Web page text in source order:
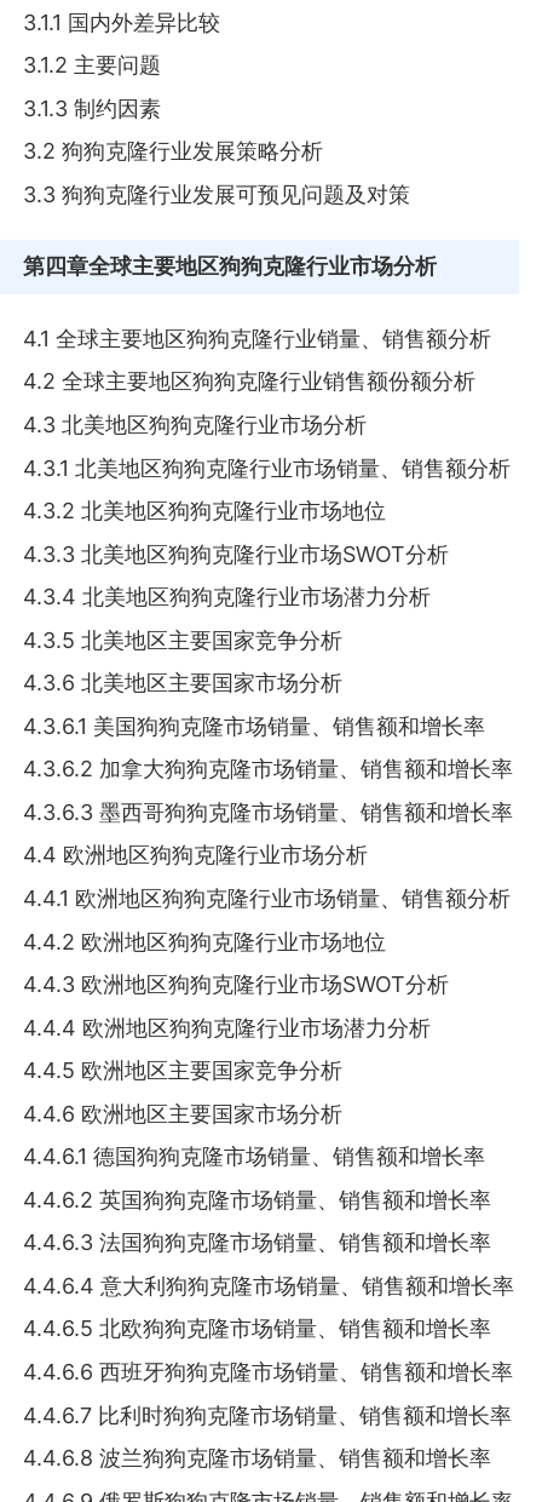
3.1.1 国内外差异比较
3.1.2 主要问题
3.1.3 制约因素
3.2 狗狗克隆行业发展策略分析
3.3 狗狗克隆行业发展可预见问题及对策
第四章全球主要地区狗狗克隆行业市场分析
4.1 全球主要地区狗狗克隆行业销量、销售额分析
4.2 全球主要地区狗狗克隆行业销售额份额分析
4.3 北美地区狗狗克隆行业市场分析
4.3.1 北美地区狗狗克隆行业市场销量、销售额分析
4.3.2 北美地区狗狗克隆行业市场地位
4.3.3 北美地区狗狗克隆行业市场SWOT分析
4.3.4 北美地区狗狗克隆行业市场潜力分析
4.3.5 北美地区主要国家竞争分析
4.3.6 北美地区主要国家市场分析
4.3.6.1 美国狗狗克隆市场销量、销售额和增长率
4.3.6.2 加拿大狗狗克隆市场销量、销售额和增长率
4.3.6.3 墨西哥狗狗克隆市场销量、销售额和增长率
4.4 欧洲地区狗狗克隆行业市场分析
4.4.1 欧洲地区狗狗克隆行业市场销量、销售额分析
4.4.2 欧洲地区狗狗克隆行业市场地位
4.4.3 欧洲地区狗狗克隆行业市场SWOT分析
4.4.4 欧洲地区狗狗克隆行业市场潜力分析
4.4.5 欧洲地区主要国家竞争分析
4.4.6 欧洲地区主要国家市场分析
4.4.6.1 德国狗狗克隆市场销量、销售额和增长率
4.4.6.2 英国狗狗克隆市场销量、销售额和增长率
4.4.6.3 法国狗狗克隆市场销量、销售额和增长率
4.4.6.4 意大利狗狗克隆市场销量、销售额和增长率
4.4.6.5 北欧狗狗克隆市场销量、销售额和增长率
4.4.6.6 西班牙狗狗克隆市场销量、销售额和增长率
4.4.6.7 比利时狗狗克隆市场销量、销售额和增长率
4.4.6.8 波兰狗狗克隆市场销量、销售额和增长率